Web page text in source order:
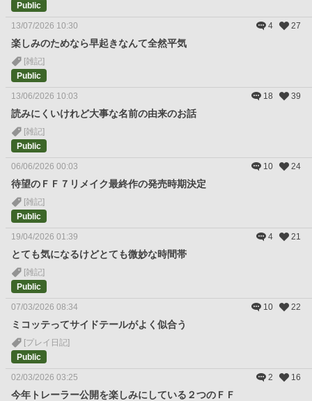
Public
13/07/2026 10:30 4 27
楽しみのためなら早起きなんて全然平気
[雑記]
Public
13/06/2026 10:03 18 39
読みにくいけれど大事な名前の由来のお話
[雑記]
Public
06/06/2026 00:03 10 24
待望のＦＦ７リメイク最終作の発売時期決定
[雑記]
Public
19/04/2026 01:39 4 21
とても気になるけどとても微妙な時間帯
[雑記]
Public
07/03/2026 08:34 10 22
ミコッテってサイドテールがよく似合う
[プレイ日記]
Public
02/03/2026 03:25 2 16
今年トレーラー公開を楽しみにしている２つのＦＦ